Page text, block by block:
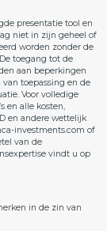
presentatie tool en
niet in zijn geheel of
worden zonder de
toegang tot de
aan beperkingen
toepassing en de
Voor volledige
en alle kosten,
en andere wettelijk
investments.com of
van de
vindt u op
in de zin van